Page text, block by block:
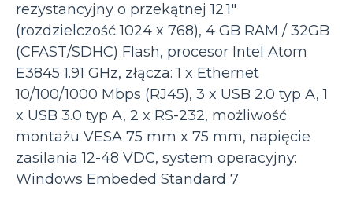
rezystancyjny o przekątnej 12.1″
(rozdzielczość 1024 x 768), 4 GB RAM / 32GB
(CFAST/SDHC) Flash, procesor Intel Atom
E3845 1.91 GHz, złącza: 1 x Ethernet
10/100/1000 Mbps (RJ45), 3 x USB 2.0 typ A, 1
x USB 3.0 typ A, 2 x RS-232, możliwość
montażu VESA 75 mm x 75 mm, napięcie
zasilania 12-48 VDC, system operacyjny:
Windows Embeded Standard 7